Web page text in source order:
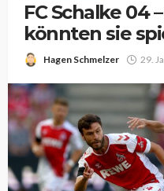
FC Schalke 04
könnten sie
Hagen Schmelzer 29.